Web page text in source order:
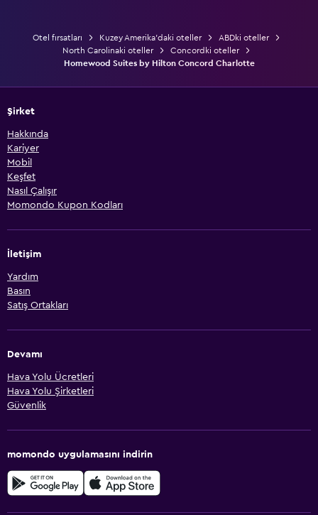
Otel fırsatları Kuzey Amerika'daki oteller
ABDki oteller
North Carolinaki oteller
Concordki oteller
Homewood Suites by Hilton Concord Charlotte
Şirket
Hakkında
Kariyer
Mobil
Keşfet
Nasıl Çalışır
Momondo Kupon Kodları
İletişim
Yardım
Basın
Satış Ortakları
Devamı
Hava Yolu Ücretleri
Hava Yolu Şirketleri
Güvenlik
momondo uygulamasını indirin